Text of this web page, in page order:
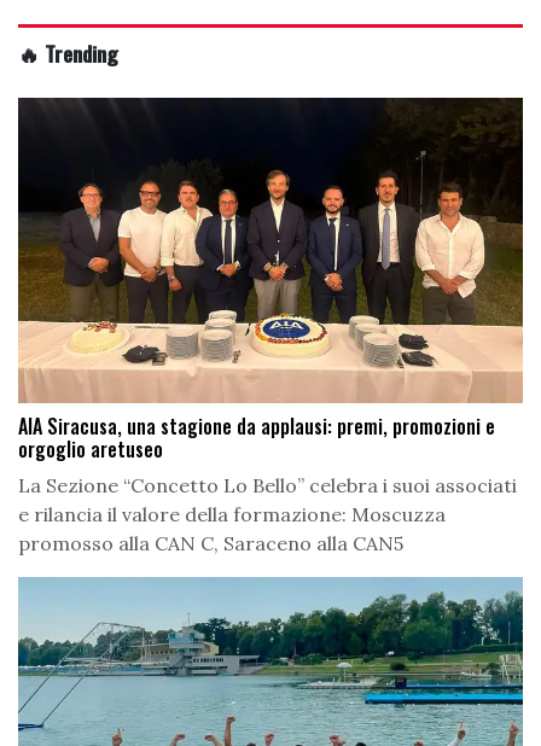
🔥 Trending
AIA Siracusa, una stagione da applausi: premi, promozioni e
orgoglio aretuseo
La Sezione “Concetto Lo Bello” celebra i suoi associati
e rilancia il valore della formazione: Moscuzza
promosso alla CAN C, Saraceno alla CAN5